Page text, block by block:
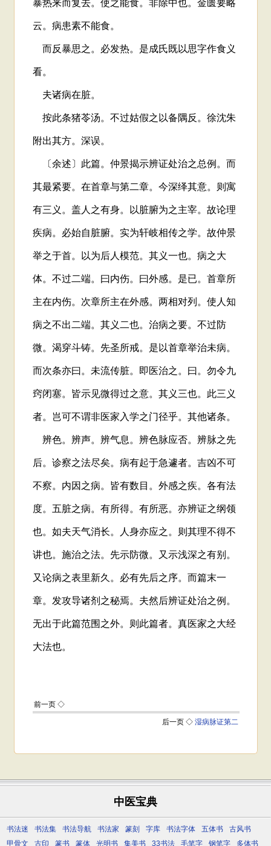
中医宝典
书法迷 书法集 书法导航 书法家 篆刻 字库 书法字体 五体书
古风书
甲骨文
古印 篆书 篆体 光明书 集美书 33书法 毛笔字 钢笔字 多体书